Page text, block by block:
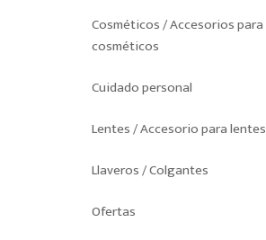
Cosméticos / Accesorios para
cosméticos
Cuidado personal
Lentes / Accesorio para lentes
Llaveros / Colgantes
Ofertas